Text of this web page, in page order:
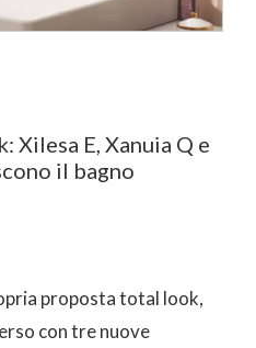
Xilesa E, Xanuia Q e
il bagno
proposta total look,
con tre nuove